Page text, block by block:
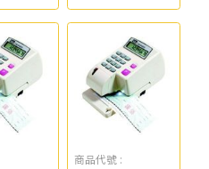
商品代號 :